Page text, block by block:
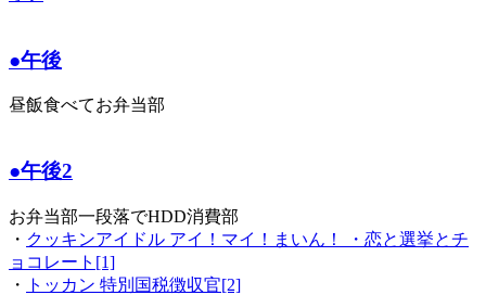
●午後
昼飯食べてお弁当部
●午後2
お弁当部一段落でHDD消費部
・ クッキンアイドル アイ！マイ！まいん！ ・ 恋と選挙とチ
ョコレート[1]
・
トッカン 特別国税徴収官[2]